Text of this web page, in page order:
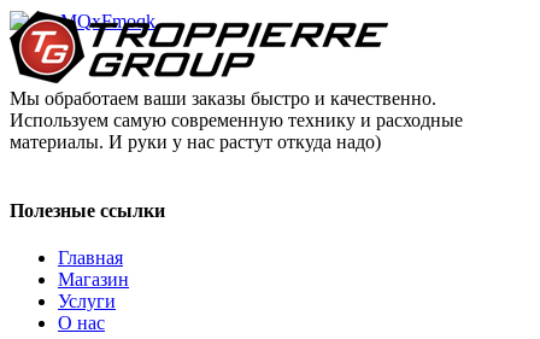
Мы обработаем ваши заказы быстро и качественно.
Используем самую современную технику и расходные
материалы. И руки у нас растут откуда надо)
Полезные ссылки
Главная
Магазин
Услуги
О нас